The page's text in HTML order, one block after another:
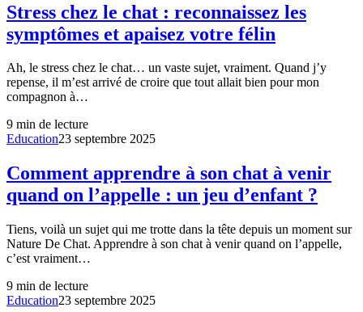
Stress chez le chat : reconnaissez les
symptômes et apaisez votre félin
Ah, le stress chez le chat… un vaste sujet, vraiment. Quand j’y
repense, il m’est arrivé de croire que tout allait bien pour mon
compagnon à…
9 min de lecture
Education23 septembre 2025
Comment apprendre à son chat à venir
quand on l’appelle : un jeu d’enfant ?
Tiens, voilà un sujet qui me trotte dans la tête depuis un moment sur
Nature De Chat. Apprendre à son chat à venir quand on l’appelle,
c’est vraiment…
9 min de lecture
Education23 septembre 2025